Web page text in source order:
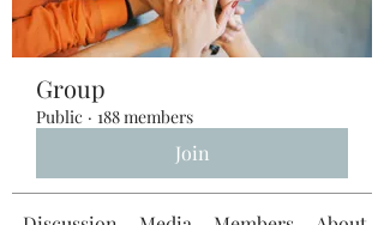
Group
Public · 188 members
Join